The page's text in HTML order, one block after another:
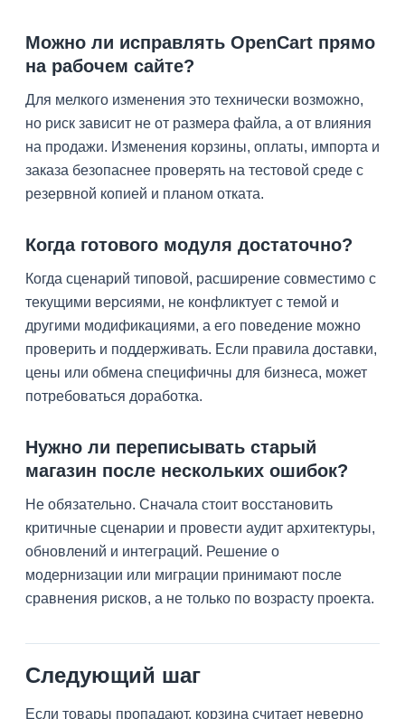
Можно ли исправлять OpenCart прямо
на рабочем сайте?
Для мелкого изменения это технически возможно,
но риск зависит не от размера файла, а от влияния
на продажи. Изменения корзины, оплаты, импорта и
заказа безопаснее проверять на тестовой среде с
резервной копией и планом отката.
Когда готового модуля достаточно?
Когда сценарий типовой, расширение совместимо с
текущими версиями, не конфликтует с темой и
другими модификациями, а его поведение можно
проверить и поддерживать. Если правила доставки,
цены или обмена специфичны для бизнеса, может
потребоваться доработка.
Нужно ли переписывать старый
магазин после нескольких ошибок?
Не обязательно. Сначала стоит восстановить
критичные сценарии и провести аудит архитектуры,
обновлений и интеграций. Решение о
модернизации или миграции принимают после
сравнения рисков, а не только по возрасту проекта.
Следующий шаг
Если товары пропадают, корзина считает неверно